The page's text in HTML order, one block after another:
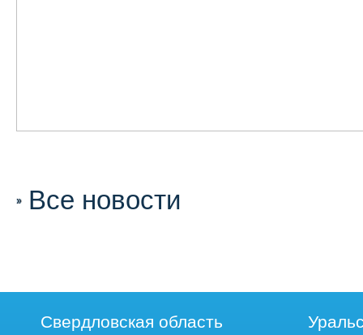
Все новости
Свердловская область